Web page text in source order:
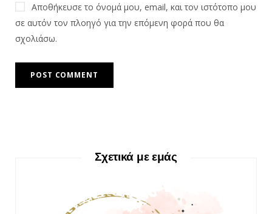
Αποθήκευσε το όνομά μου, email, και τον ιστότοπο μου
σε αυτόν τον πλοηγό για την επόμενη φορά που θα
σχολιάσω.
Σχετικά με εμάς